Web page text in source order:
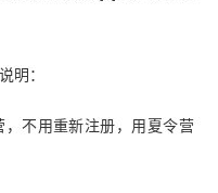
明：
不用重新注册，用夏令营